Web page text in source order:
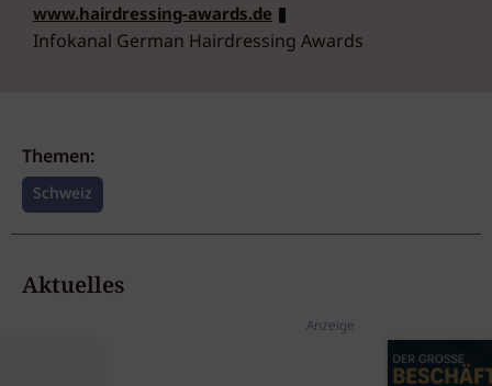
www.hairdressing-awards.de
Infokanal German Hairdressing Awards
Themen:
Schweiz
Aktuelles
Anzeige